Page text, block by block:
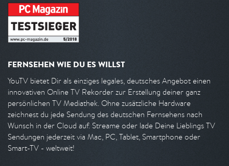
FERNSEHEN WIE DU ES WILLST
YouTV bietet Dir als einziges legales, deutsches Angebot einen
innovativen Online TV Rekorder zur Erstellung deiner ganz
persönlichen TV Mediathek. Ohne zusätzliche Hardware
zeichnest du jede Sendung des deutschen Fernsehens nach
Wunsch in der Cloud auf. Streame oder lade Deine Lieblings TV
Sendungen jederzeit via Mac, PC, Tablet, Smartphone oder
Smart-TV - weltweit!